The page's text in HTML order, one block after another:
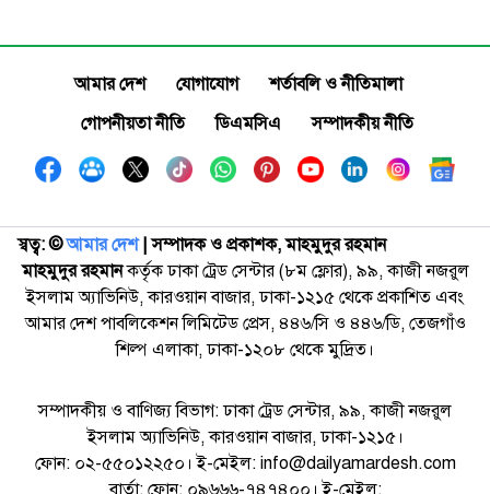
আমার দেশ যোগাযোগ
শর্তাবলি ও নীতিমালা
গোপনীয়তা নীতি
ডিএমসিএ সম্পাদকীয় নীতি
স্বত্ব: ©️আমার দেশ| সম্পাদক ও প্রকাশক, মাহমুদুর রহমান
মাহমুদুর রহমানকর্তৃক ঢাকা ট্রেড সেন্টার (৮ম ফ্লোর), ৯৯, কাজী নজরুল
ইসলাম অ্যাভিনিউ, কারওয়ান বাজার, ঢাকা-১২১৫ থেকে প্রকাশিত এবং
আমার দেশ পাবলিকেশন লিমিটেড প্রেস, ৪৪৬/সি ও ৪৪৬/ডি, তেজগাঁও
শিল্প এলাকা, ঢাকা-১২০৮ থেকে মুদ্রিত।
সম্পাদকীয় ও বাণিজ্য বিভাগ: ঢাকা ট্রেড সেন্টার, ৯৯, কাজী নজরুল
ইসলাম অ্যাভিনিউ, কারওয়ান বাজার, ঢাকা-১২১৫।
ফোন: ০২-৫৫০১২২৫০। ই-মেইল: info@dailyamardesh.com
বার্তা: ফোন: ০৯৬৬৬-৭৪৭৪০০। ই-মেইল: